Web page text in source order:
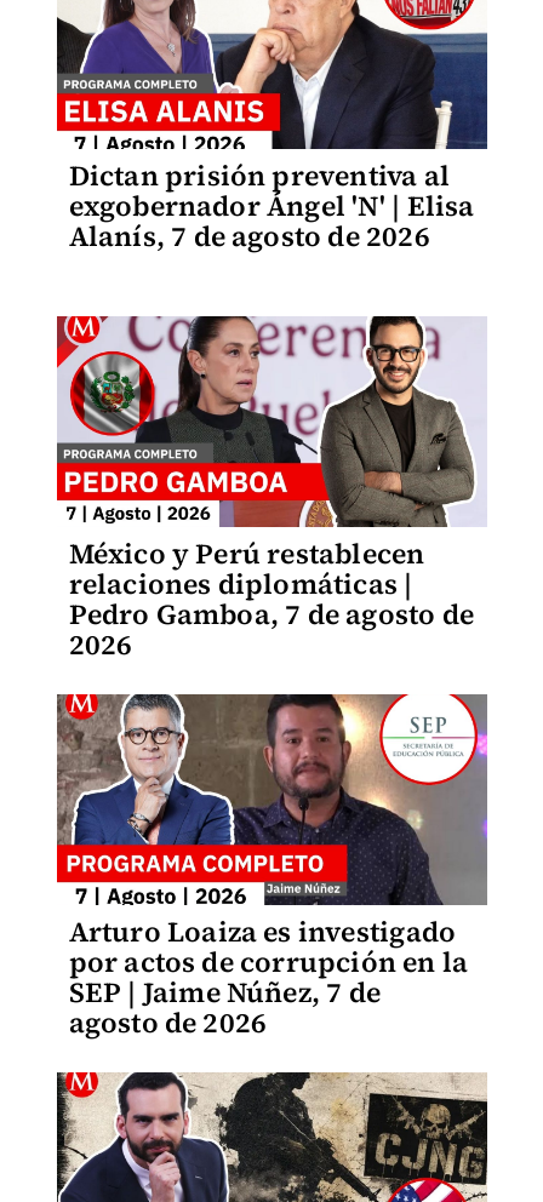
Dictan prisión preventiva al
exgobernador Ángel 'N' | Elisa
Alanís, 7 de agosto de 2026
México y Perú restablecen
relaciones diplomáticas |
Pedro Gamboa, 7 de agosto de
2026
Arturo Loaiza es investigado
por actos de corrupción en la
SEP | Jaime Núñez, 7 de
agosto de 2026